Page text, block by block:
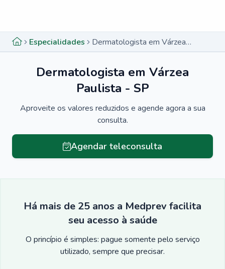
Especialidades Dermatologista em Várzea Paulista - SP
Dermatologista em Várzea
Paulista - SP
Aproveite os valores reduzidos e agende agora a sua
consulta.
Agendar teleconsulta
Há mais de 25 anos a Medprev facilita
seu acesso à saúde
O princípio é simples: pague somente pelo serviço
utilizado, sempre que precisar.